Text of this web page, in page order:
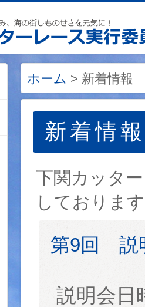
ホーム > 新着情報
新着情報
下関カッタ
しておりま
第9回 説
説明会日